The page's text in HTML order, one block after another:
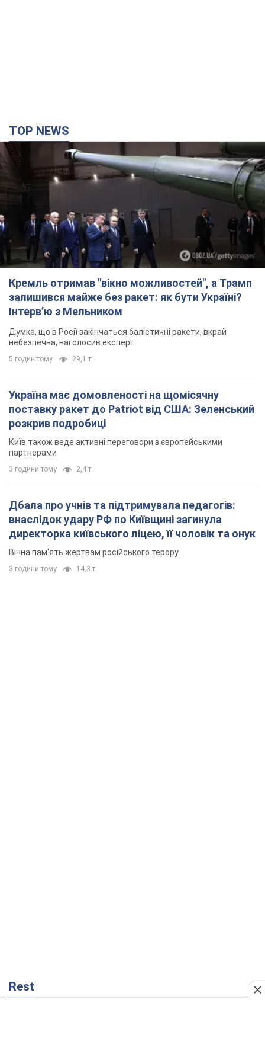
TOP NEWS
Кремль отримав "вікно можливостей", а Трамп
залишився майже без ракет: як бути Україні?
Інтерв’ю з Мельником
Думка, що в Росії закінчаться балістичні ракети, вкрай
небезпечна, наголосив експерт
5 годин тому 29,1 т.
Україна має домовленості на щомісячну
поставку ракет до Patriot від США: Зеленський
розкрив подробиці
Київ також веде активні переговори з європейськими
партнерами
3 години тому 2,4 т.
Дбала про учнів та підтримувала педагогів:
внаслідок удару РФ по Київщині загинула
директорка київського ліцею, її чоловік та онук
Вічна пам'ять жертвам російського терору
3 години тому 14,3 т.
Rest